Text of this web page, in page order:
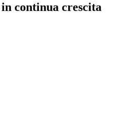
continua crescita